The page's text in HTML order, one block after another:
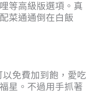
等高級版選項。真
菜通通倒在白飯
免費加到飽，愛吃
星。不過用手抓著